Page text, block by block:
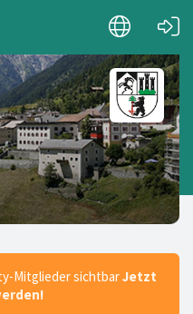
Mitglieder sichtbarJetzt